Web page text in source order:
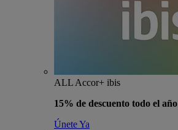
ALL Accor+ ibis
15% de descuento todo el año
Únete Ya